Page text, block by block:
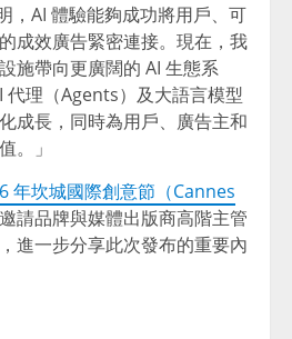
，AI 體驗能夠成功將用戶、可
成效廣告緊密連接。現在，我
施帶向更廣闊的 AI 生態系
代理（Agents）及大語言模型
成長，同時為用戶、廣告主和
。」
年坎城國際創意節（Cannes
請品牌與媒體出版商高階主管
進一步分享此次發布的重要內